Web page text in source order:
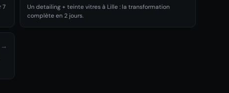
7
Un detailing + teinte vitres à Lille : la transformation
complète en 2 jours.
→